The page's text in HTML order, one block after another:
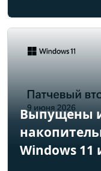
Выпущены
Windows 11